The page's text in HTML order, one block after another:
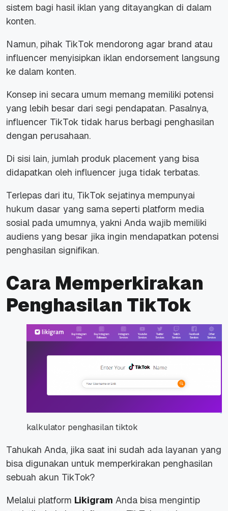
sistem bagi hasil iklan yang ditayangkan di dalam
konten.
Namun, pihak TikTok mendorong agar brand atau
influencer menyisipkan iklan endorsement langsung
ke dalam konten.
Konsep ini secara umum memang memiliki potensi
yang lebih besar dari segi pendapatan. Pasalnya,
influencer TikTok tidak harus berbagi penghasilan
dengan perusahaan.
Di sisi lain, jumlah produk placement yang bisa
didapatkan oleh influencer juga tidak terbatas.
Terlepas dari itu, TikTok sejatinya mempunyai
hukum dasar yang sama seperti platform media
sosial pada umumnya, yakni Anda wajib memiliki
audiens yang besar jika ingin mendapatkan potensi
penghasilan signifikan.
Cara Memperkirakan
Penghasilan TikTok
kalkulator penghasilan tiktok
Tahukah Anda, jika saat ini sudah ada layanan yang
bisa digunakan untuk memperkirakan penghasilan
sebuah akun TikTok?
Melalui platform Likigram Anda bisa mengintip